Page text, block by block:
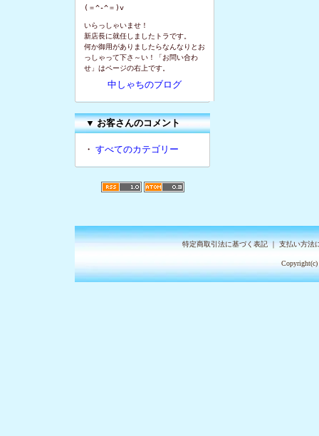
(＝^-^＝)v
いらっしゃいませ！
新店長に就任しましたトラです。
何か御用がありましたらなんなりとお
っしゃって下さ～い！「お問い合わ
せ」はページの右上です。
中しゃちのブログ
▼お客さんのコメント
・ すべてのカテゴリー
特定商取引法に基づく表記｜支払い方法